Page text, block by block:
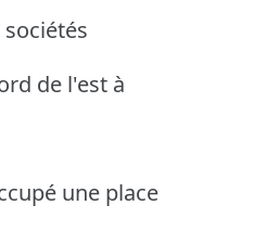
de l'est à
une place